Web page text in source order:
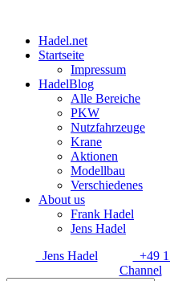
Hadel.net
Startseite
Impressum
HadelBlog
Alle Bereiche
PKW
Nutzfahrzeuge
Krane
Aktionen
Modellbau
Verschiedenes
About us
Frank Hadel
Jens Hadel
Jens Hadel
+49
Channel